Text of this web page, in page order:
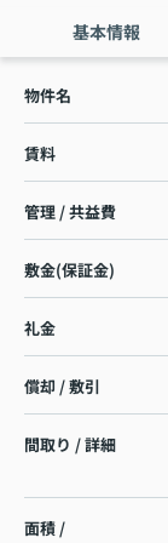
基本情報
物件名
賃料
管理 / 共益費
敷金(保証金)
礼金
償却 / 敷引
間取り / 詳細
面積 /